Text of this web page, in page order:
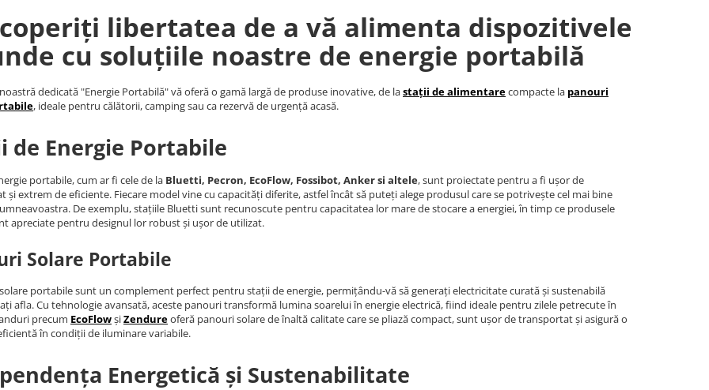
libertatea de a vă alimenta dispozitivele
cu soluțiile noastre de energie portabilă
dedicată "Energie Portabilă" vă oferă o gamă largă de produse inovative, de lastații de alimentarecompacte la panouri
, ideale pentru călătorii, camping sau ca rezervă de urgență acasă.
de Energie Portabile
portabile, cum ar fi cele de la Bluetti, Pecron, EcoFlow, Fossibot, Anker si altele, sunt proiectate pentru a fi ușor de
și extrem de eficiente. Fiecare model vine cu capacități diferite, astfel încât să puteți alege produsul care se potrivește cel mai bine
De exemplu, stațiile Bluetti sunt recunoscute pentru capacitatea lor mare de stocare a energiei, în timp ce produsele
apreciate pentru designul lor robust și ușor de utilizat.
Solare Portabile
portabile sunt un complement perfect pentru stații de energie, permițându-vă să generați electricitate curată și sustenabilă
afla. Cu tehnologie avansată, aceste panouri transformă lumina soarelui în energie electrică, fiind ideale pentru zilele petrecute în
precum EcoFlowșiZendureoferă panouri solare de înaltă calitate care se pliază compact, sunt ușor de transportat și asigură o
în condiții de iluminare variabile.
Energetică și Sustenabilitate